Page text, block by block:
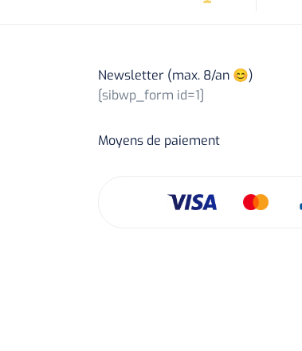
Newsletter (max. 8/an 😊)
[sibwp_form id=1]
Moyens de paiement